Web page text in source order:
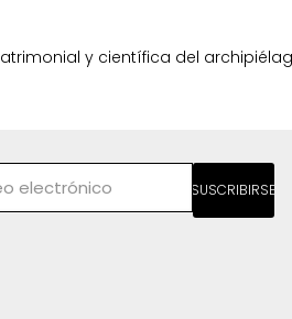
y científica del
SUSCRIBIRSE